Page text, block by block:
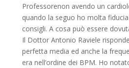
Professorenon avendo un
quando la seguo ho molta
consigli. A cosa può essere
Il Dottor Antonio Raviele
perfetta media ed anche la
era nell’ordine dei BPM. Ho